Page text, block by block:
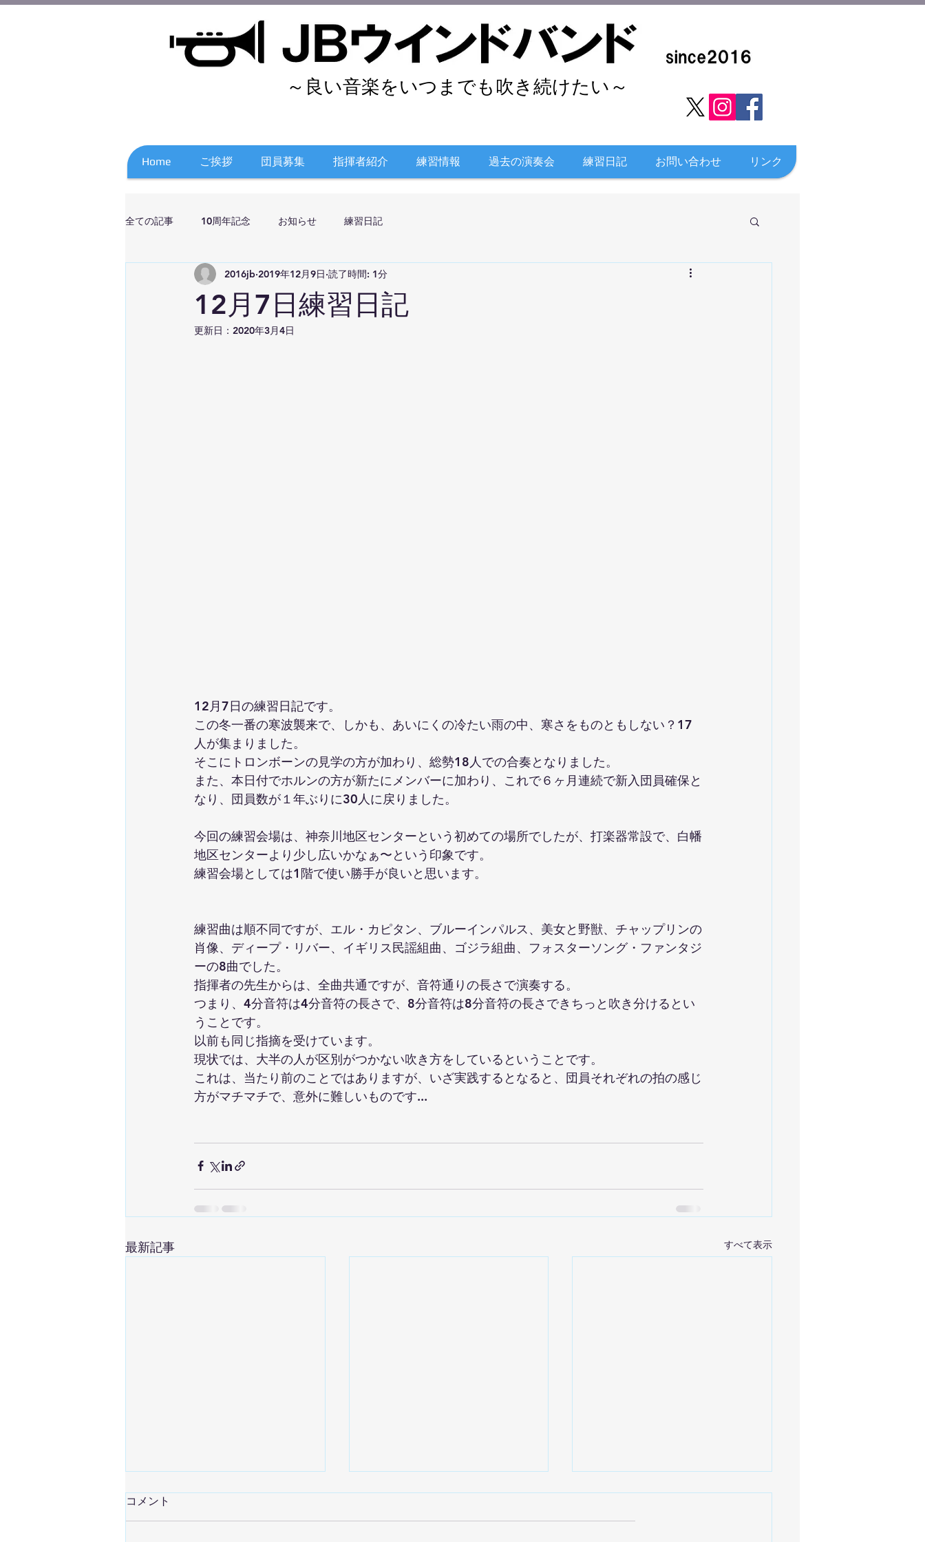
～良い音楽をいつまでも吹き続けたい～​
Home ご挨拶 団員募集 指揮者紹介 練習情報 過去の演奏会 練習日記 お問い合わせ リンク
全ての記事 10周年記念 お知らせ 練習日記
12月7日練習日記
2016jb 2019年12月9日 読了時間: 1分
更新日： 2020年3月4日
12月7日の練習日記です。
この冬一番の寒波襲来で、しかも、あいにくの冷たい雨の中、寒さをものともしない？17
人が集まりました。
そこにトロンボーンの見学の方が加わり、総勢18人での合奏となりました。
また、本日付でホルンの方が新たにメンバーに加わり、これで６ヶ月連続で新入団員確保と
なり、団員数が１年ぶりに30人に戻りました。
今回の練習会場は、神奈川地区センターという初めての場所でしたが、打楽器常設で、白幡
地区センターより少し広いかなぁ〜という印象です。
練習会場としては1階で使い勝手が良いと思います。
練習曲は順不同ですが、エル・カピタン、ブルーインパルス、美女と野獣、チャップリンの
肖像、ディープ・リバー、イギリス民謡組曲、ゴジラ組曲、フォスターソング・ファンタジ
ーの8曲でした。
指揮者の先生からは、全曲共通ですが、音符通りの長さで演奏する。
つまり、4分音符は4分音符の長さで、8分音符は8分音符の長さできちっと吹き分けるとい
うことです。
以前も同じ指摘を受けています。
現状では、大半の人が区別がつかない吹き方をしているということです。
これは、当たり前のことではありますが、いざ実践するとなると、団員それぞれの拍の感じ
方がマチマチで、意外に難しいものです...
最新記事 すべて表示
2026/8/1 練習日記
午前中からとてつもない暑さ‼️ 地
コメント